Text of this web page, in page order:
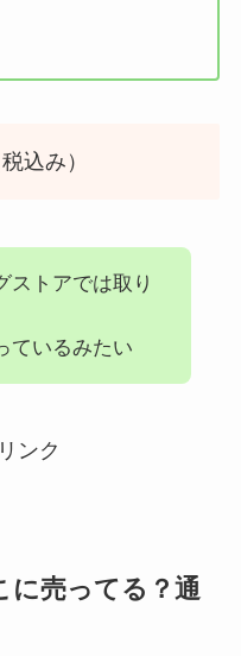
込み）
ストアでは取り
ているみたい
ンク
に売ってる？通